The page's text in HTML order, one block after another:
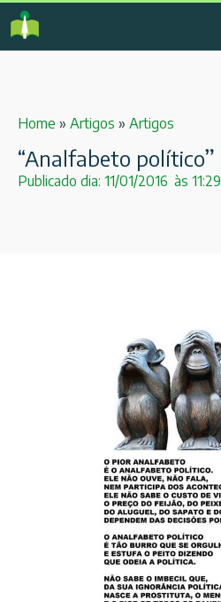
Home » Artigos » Artigos
“Analfabeto político”
Publicado dia: 11/01/2016 às 11:29